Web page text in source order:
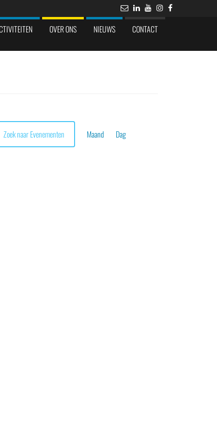
OVER ONS NIEUWS CONTACT
Zoek naar Evenementen weergaven
Maand Dag